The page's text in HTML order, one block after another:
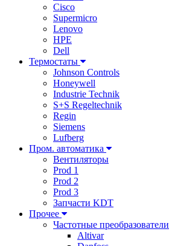
Cisco
Supermicro
Lenovo
HPE
Dell
Термостаты
Johnson Controls
Honeywell
Industrie Technik
S+S Regeltechnik
Regin
Siemens
Lufberg
Пром. автоматика
Вентиляторы
Prod 1
Prod 2
Prod 3
Запчасти KDT
Прочее
Частотные преобразователи
Altivar